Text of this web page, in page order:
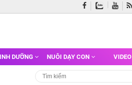
DƯỠNG NUÔI DẠY CON VIDEO